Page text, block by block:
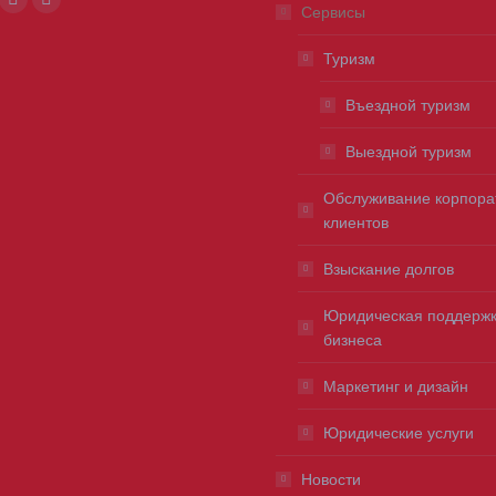
Сервисы
Туризм
Въездной туризм
Выездной туризм
Обслуживание
клиентов
Взыскание долгов
Юридическая
бизнеса
Маркетинг и дизайн
Юридические услуги
Новости